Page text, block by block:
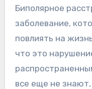
Биполярное расстройство — это психическое
заболевание,
повлиять на
что это
все еще не знают,